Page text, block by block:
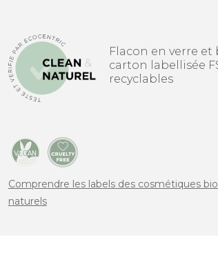
Flacon en verre et
carton labellisée
recyclables
Comprendre les labels des cosmétiques
naturels